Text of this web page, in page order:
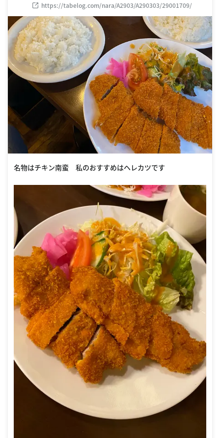
https://tabelog.com/nara/A2903/A290303/29001709/
名物はチキン南蛮 私のおすすめはヘレカツです